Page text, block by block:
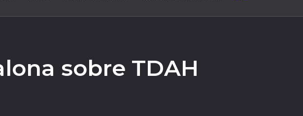
sobre TDAH